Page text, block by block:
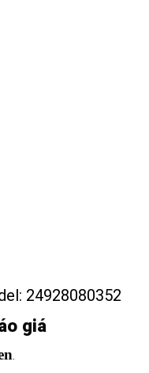
24928080352
giá
.